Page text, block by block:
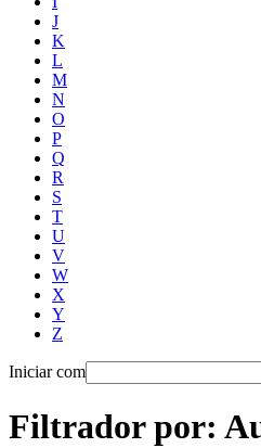
J
K
L
M
N
O
P
Q
R
S
T
U
V
W
X
Y
Z
Iniciar com
Filtrador por: